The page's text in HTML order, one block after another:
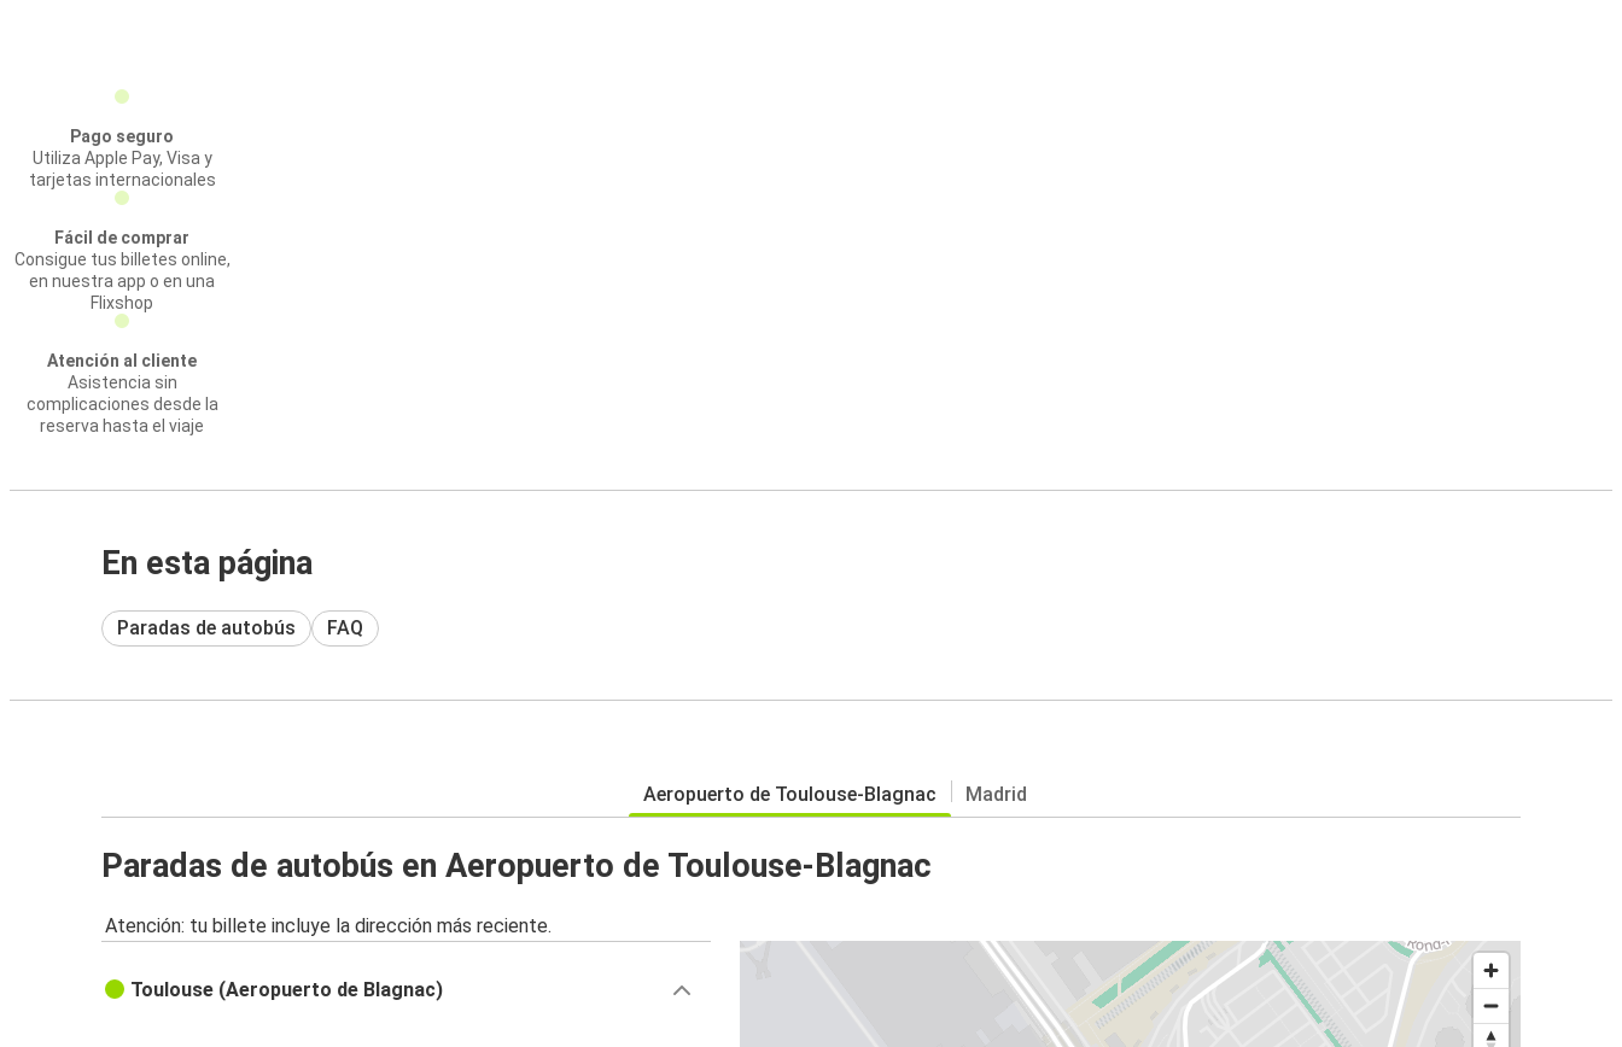
Pago seguro
Utiliza Apple Pay, Visa y
tarjetas internacionales
Fácil de comprar
Consigue tus billetes online,
en nuestra app o en una
Flixshop
Atención al cliente
Asistencia sin
complicaciones desde la
reserva hasta el viaje
En esta página
Paradas de autobús FAQ
Aeropuerto de Toulouse-Blagnac Madrid
Paradas de autobús en Aeropuerto de Toulouse-Blagnac
Atención: tu billete incluye la dirección más reciente.
Toulouse (Aeropuerto de Blagnac)